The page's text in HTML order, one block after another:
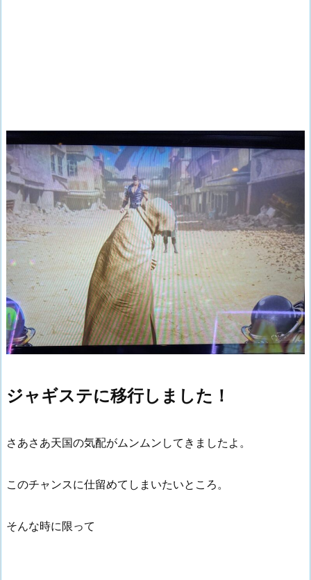
ジャギステに移行しました！
さあさあ天国の気配がムンムンしてきましたよ。
このチャンスに仕留めてしまいたいところ。
そんな時に限って